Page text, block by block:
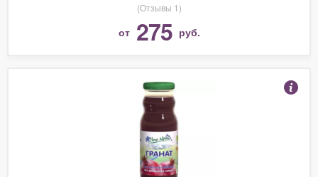
(Отзывы 1)
от 275 руб.